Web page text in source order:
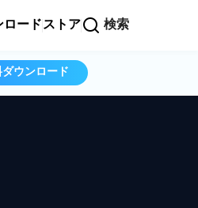
ロード ストア 検索
ダウンロード